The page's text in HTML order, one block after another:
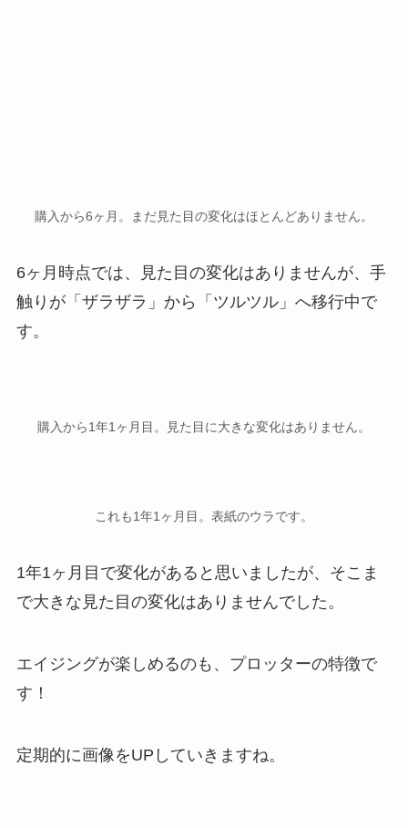
購入から6ヶ月。まだ見た目の変化はほとんどありません。
6ヶ月時点では、見た目の変化はありませんが、手
触りが「ザラザラ」から「ツルツル」へ移行中で
す。
購入から1年1ヶ月目。見た目に大きな変化はありません。
これも1年1ヶ月目。表紙のウラです。
1年1ヶ月目で変化があると思いましたが、そこま
で大きな見た目の変化はありませんでした。
エイジングが楽しめるのも、プロッターの特徴で
す！
定期的に画像をUPしていきますね。